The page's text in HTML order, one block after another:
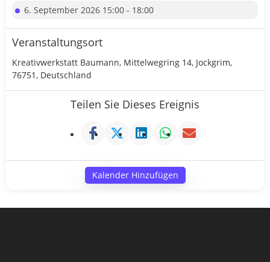
6. September 2026 15:00 - 18:00
Veranstaltungsort
Kreativwerkstatt Baumann, Mittelwegring 14, Jockgrim,
76751, Deutschland
Teilen Sie Dieses Ereignis
Kalender Hinzufügen